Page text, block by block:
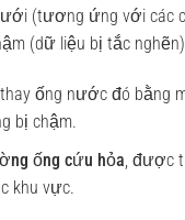
(tương ứng với các
(dữ liệu bị tắc
ống nước đó bằng
bị chậm.
ống cứu hỏa, được
khu vực.